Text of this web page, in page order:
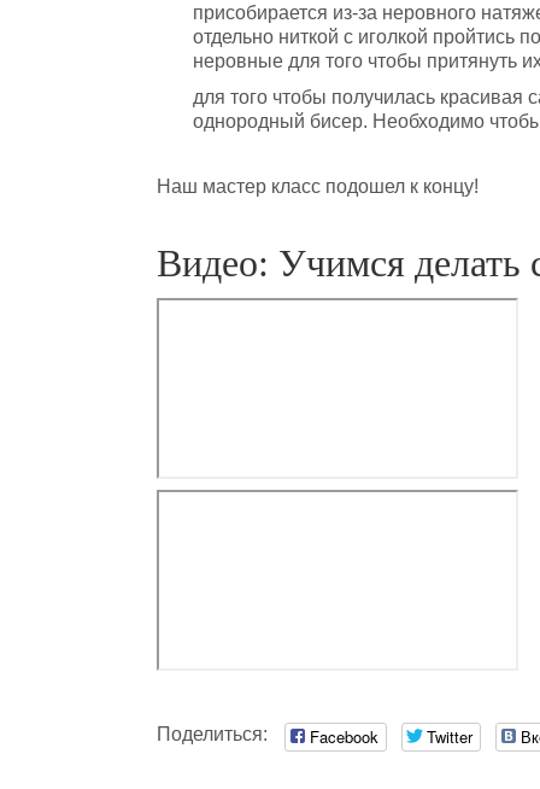
присобирается из-за неровного
отдельно ниткой с иголкой пройтись
неровные для того чтобы притянуть
для того чтобы получилась красивая
однородный бисер. Необходимо
Наш мастер класс подошел к концу!
Видео: Учимся делать
Поделиться: Facebook Twitter